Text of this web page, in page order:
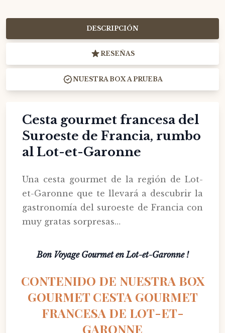
DESCRIPCIÓN
RESEÑAS
NUESTRA BOX A PRUEBA
Cesta gourmet francesa del
Suroeste de Francia, rumbo
al Lot-et-Garonne
Una cesta gourmet de la región de Lot-
et-Garonne que te llevará a descubrir la
gastronomía del suroeste de Francia con
muy gratas sorpresas…
Bon Voyage Gourmet en Lot-et-Garonne !
CONTENIDO DE NUESTRA BOX
GOURMET CESTA GOURMET
FRANCESA DE LOT-ET-
GARONNE